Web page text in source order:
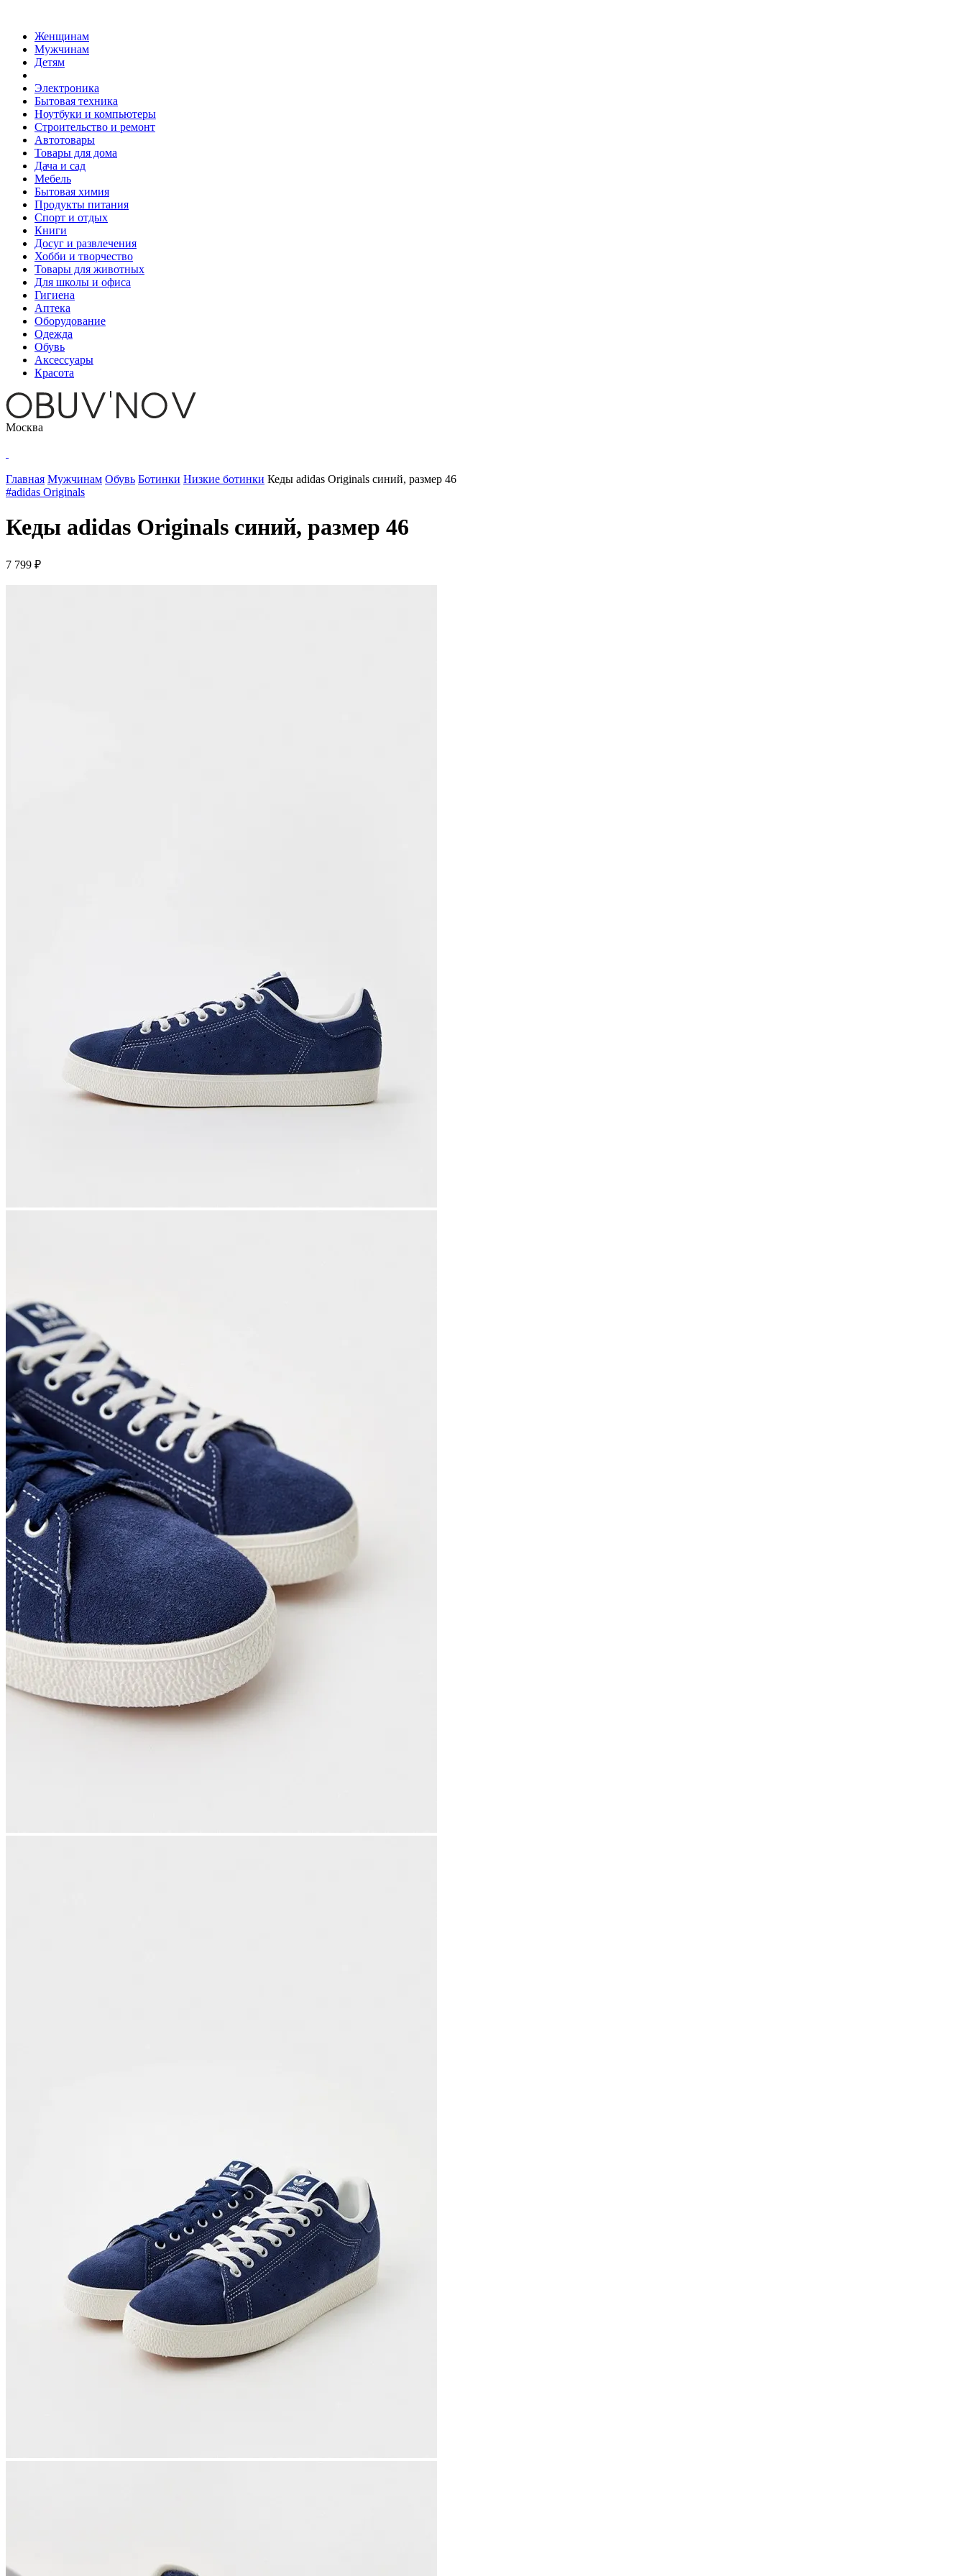
Женщинам
Мужчинам
Детям
Электроника
Бытовая техника
Ноутбуки и компьютеры
Строительство и ремонт
Автотовары
Товары для дома
Дача и сад
Мебель
Бытовая химия
Продукты питания
Спорт и отдых
Книги
Досуг и развлечения
Хобби и творчество
Товары для животных
Для школы и офиса
Гигиена
Аптека
Оборудование
Одежда
Обувь
Аксессуары
Красота
Москва
Главная Мужчинам Обувь Ботинки Низкие ботинки Кеды adidas Originals синий, размер 46
#adidas Originals
Кеды adidas Originals синий, размер 46
7 799 ₽